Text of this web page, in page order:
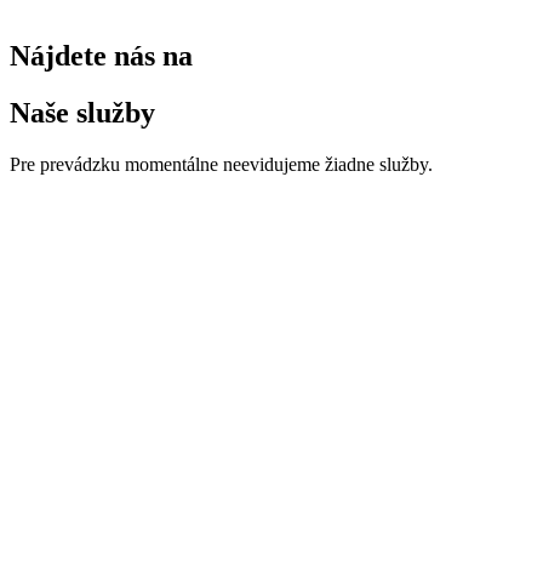
Nájdete nás na
Naše služby
Pre prevádzku momentálne neevidujeme žiadne služby.